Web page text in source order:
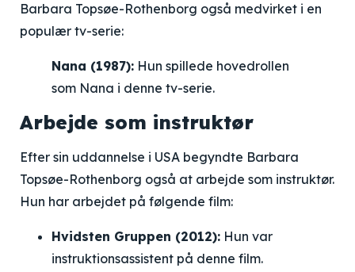
Barbara Topsøe-Rothenborg også medvirket i en
populær tv-serie:
Nana (1987): Hun spillede hovedrollen
som Nana i denne tv-serie.
Arbejde som instruktør
Efter sin uddannelse i USA begyndte Barbara
Topsøe-Rothenborg også at arbejde som instruktør.
Hun har arbejdet på følgende film:
Hvidsten Gruppen (2012): Hun var
instruktionsassistent på denne film.